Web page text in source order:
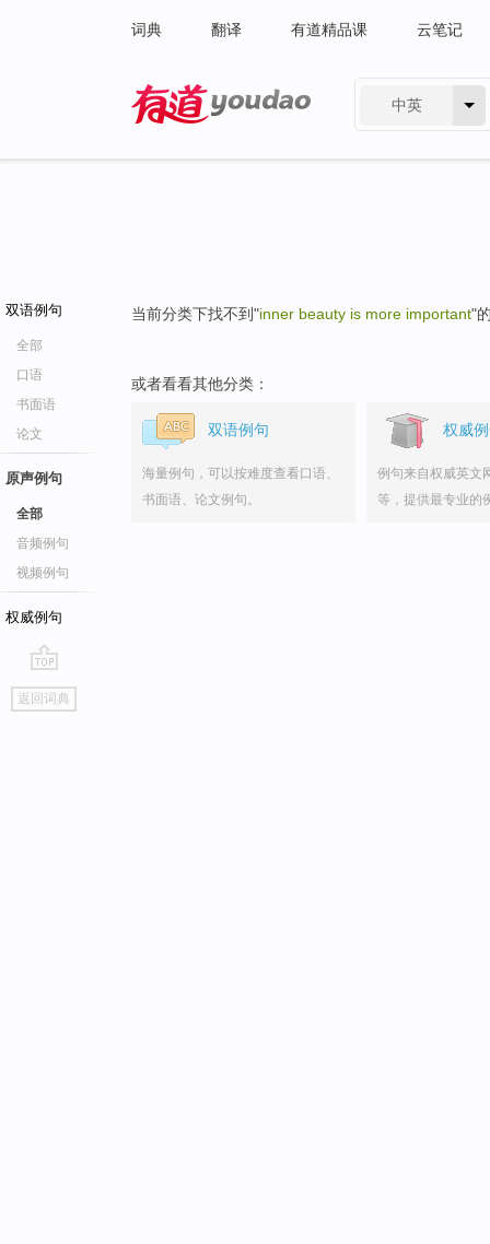
词典 翻译 有道精品课 云笔记
中英
双语例句
全部
口语
书面语
论文
原声例句
全部
音频例句
视频例句
权威例句
go
top
返回词典
当前分类下找不到"inner beauty is more important"
或者看看其他分类：
双语例句
海量例句，可以按难度查看口语、
书面语、论文例句。
权威
例句来自权威英文
等，提供最专业的